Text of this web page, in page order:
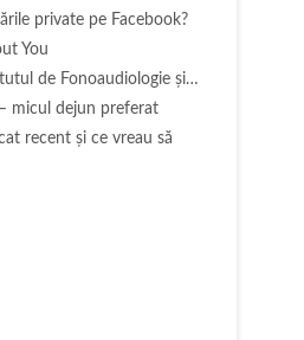
private pe Facebook?
You
de Fonoaudiologie și…
micul dejun preferat
recent și ce vreau să